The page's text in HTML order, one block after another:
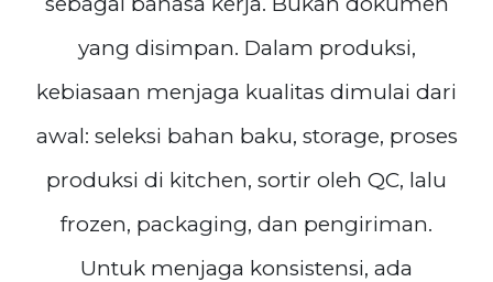
yang disimpan. Dalam produksi,
kebiasaan menjaga kualitas dimulai dari
awal: seleksi bahan baku, storage, proses
produksi di kitchen, sortir oleh QC, lalu
frozen, packaging, dan pengiriman.
Untuk menjaga konsistensi, ada